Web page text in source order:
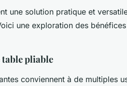
une solution pratique et
une exploration des
table pliable
conviennent à de multiples